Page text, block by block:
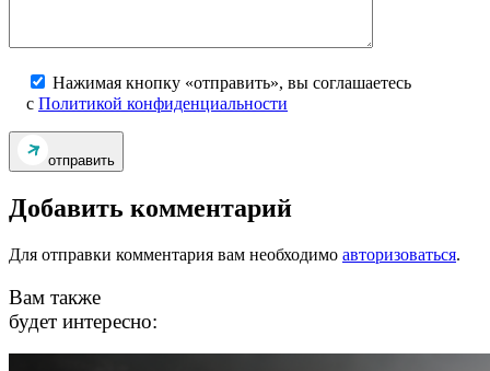
Нажимая кнопку «отправить», вы соглашаетесь
с Политикой конфиденциальности
отправить
Добавить комментарий
Для отправки комментария вам необходимо авторизоваться.
Вам также
будет интересно: